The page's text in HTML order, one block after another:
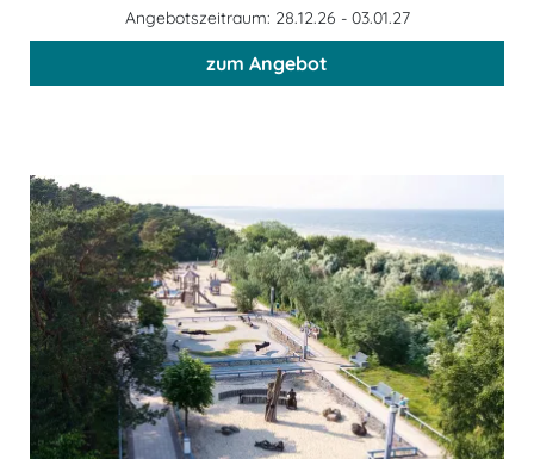
Angebotszeitraum: 28.12.26 - 03.01.27
zum Angebot